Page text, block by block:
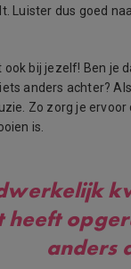
Luister dus goed
ook bij jezelf! Ben
anders achter?
Zo zorg je
is.
heeft
anders